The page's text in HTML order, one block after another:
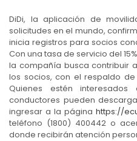
DiDi, la aplicación de
solicitudes en el mundo,
inicia registros para socios
Con una tasa de servicio del
la compañía busca contribuir
los socios, con el respaldo
Quienes estén
conductores pueden
ingresar a la página https://
teléfono (1800) 400442 o
donde recibirán atención